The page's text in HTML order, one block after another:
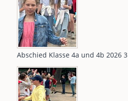
Abschied Klasse 4a und 4b 2026 3